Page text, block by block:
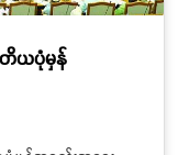
ယပုံမှန်